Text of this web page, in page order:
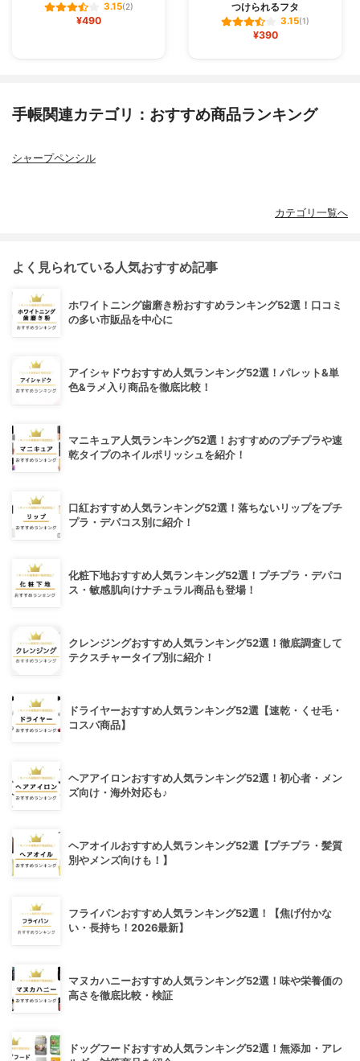
3.15(2)
¥490
つけられるフタ
3.15(1)
¥390
手帳関連カテゴリ：おすすめ商品ランキング
シャープペンシル
カテゴリ一覧へ
よく見られている人気おすすめ記事
ホワイトニング歯磨き粉おすすめランキング52選！口コミ
の多い市販品を中心に
アイシャドウおすすめ人気ランキング52選！パレット&単
色&ラメ入り商品を徹底比較！
マニキュア人気ランキング52選！おすすめのプチプラや速
乾タイプのネイルポリッシュを紹介！
口紅おすすめ人気ランキング52選！落ちないリップをプチ
プラ・デパコス別に紹介！
化粧下地おすすめ人気ランキング52選！プチプラ・デパコ
ス・敏感肌向けナチュラル商品も登場！
クレンジングおすすめ人気ランキング52選！徹底調査して
テクスチャータイプ別に紹介！
ドライヤーおすすめ人気ランキング52選【速乾・くせ毛・
コスパ商品】
ヘアアイロンおすすめ人気ランキング52選！初心者・メン
ズ向け・海外対応も♪
ヘアオイルおすすめ人気ランキング52選【プチプラ・髪質
別やメンズ向けも！】
フライパンおすすめ人気ランキング52選！【焦げ付かな
い・長持ち！2026最新】
マヌカハニーおすすめ人気ランキング52選！味や栄養価の
高さを徹底比較・検証
ドッグフードおすすめ人気ランキング52選！無添加・アレ